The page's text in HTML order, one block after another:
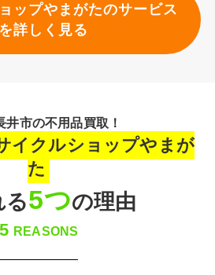
ップやまがたのサービス
を詳しく見る
井市の不用品買取！
イクルショップやまが
た
る5つの理由
5 REASONS